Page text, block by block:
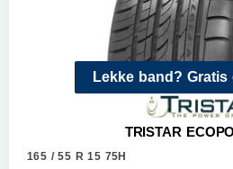
Lekke band? Gratis
TRISTAR
165 / 55 R 15 75H